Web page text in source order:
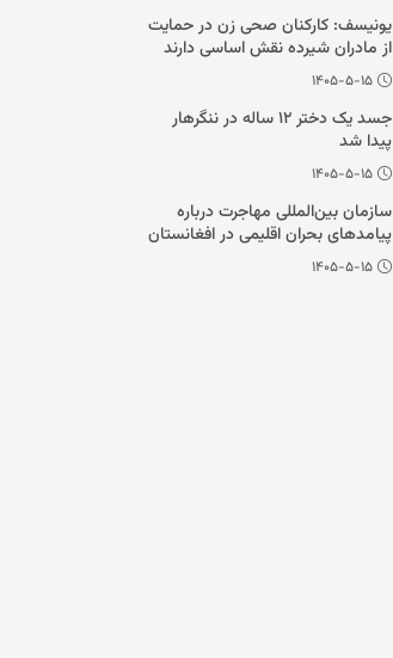
یونیسف: کارکنان صحی زن در حمایت
از مادران شیرده نقش اساسی دارند
۱۴۰۵-۵-۱۵
جسد یک دختر ۱۲ ساله در ننگرهار
پیدا شد
۱۴۰۵-۵-۱۵
سازمان بین‌المللی مهاجرت درباره
پیامدهای بحران اقلیمی در افغانستان
هشدار داد
۱۴۰۵-۵-۱۵